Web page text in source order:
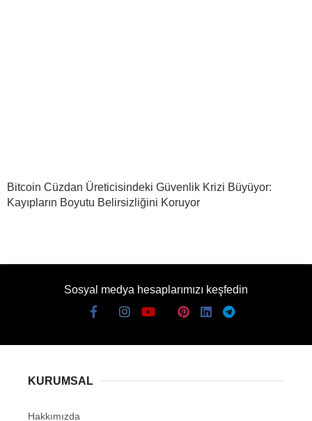
Bitcoin Cüzdan Üreticisindeki Güvenlik Krizi Büyüyor:
Kayıpların Boyutu Belirsizliğini Koruyor
Sosyal medya hesaplarımızı keşfedin
KURUMSAL
Hakkımızda